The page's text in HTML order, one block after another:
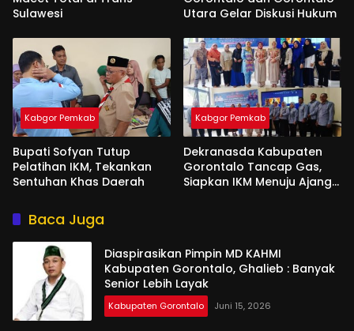
Sulawesi
Utara Gelar Diskusi Hukum
Kabgor Pemkab
Bupati Sofyan Tutup
Pelatihan IKM, Tekankan
Sentuhan Khas Daerah
Kabgor Pemkab
Dekranasda Kabupaten
Gorontalo Tancap Gas,
Siapkan IKM Menuju Ajang
Baca Juga
Diaspirasikan Pimpin MD KAHMI
Kabupaten Gorontalo, Ghalieb : Banyak
Senior Lebih Layak
Kabupaten Gorontalo Juni 15, 2026